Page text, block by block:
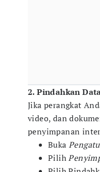
2. Pindahkan
Jika perangkat
video, dan
penyimpanan
Buka
Pilih